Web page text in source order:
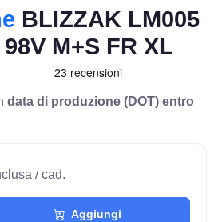
BLIZZAK LM005
M+S FR XL
data di produzione (DOT) entro
/ cad.
Aggiungi